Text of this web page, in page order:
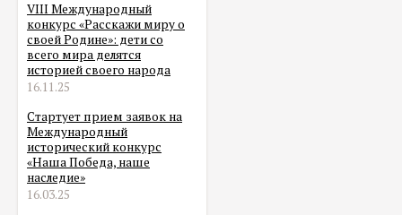
VIII Международный
конкурс «Расскажи миру о
своей Родине»: дети со
всего мира делятся
историей своего народа
16.11.25
Стартует прием заявок на
Международный
исторический конкурс
«Наша Победа, наше
наследие»
16.03.25